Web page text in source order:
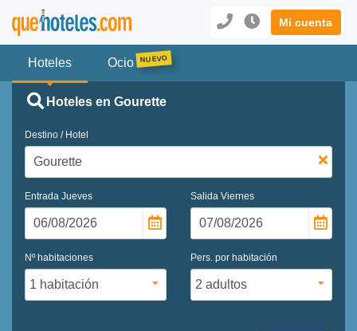
Mi cuenta
Hoteles Ocio
Hoteles en Gourette
Destino / Hotel
Entrada Jueves Salida Viernes
Nº habitaciones Pers. por habitación